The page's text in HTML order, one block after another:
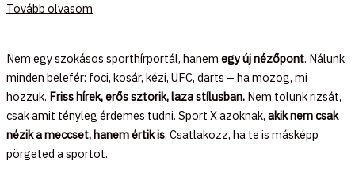
Tovább olvasom
Nem egy szokásos sporthírportál, hanem egy új nézőpont. Nálunk
minden belefér: foci, kosár, kézi, UFC, darts – ha mozog, mi
hozzuk. Friss hírek, erős sztorik, laza stílusban. Nem tolunk rizsát,
csak amit tényleg érdemes tudni. Sport X azoknak, akik nem csak
nézik a meccset, hanem értik is. Csatlakozz, ha te is másképp
pörgeted a sportot.